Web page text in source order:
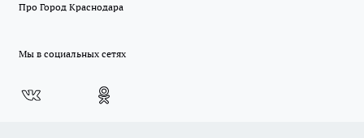
Про Город Краснодара
Мы в социальных сетях